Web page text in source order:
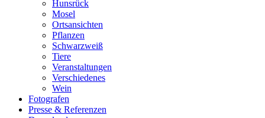
Hunsrück
Mosel
Ortsansichten
Pflanzen
Schwarzweiß
Tiere
Veranstaltungen
Verschiedenes
Wein
Fotografen
Presse & Referenzen